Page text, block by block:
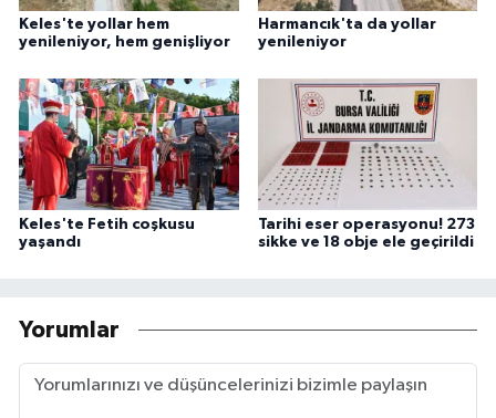
Keles'te yollar hem
yenileniyor, hem genişliyor
Harmancık'ta da yollar
yenileniyor
Keles'te Fetih coşkusu
yaşandı
Tarihi eser operasyonu! 273
sikke ve 18 obje ele geçirildi
Yorumlar